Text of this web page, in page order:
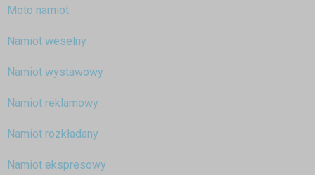
Moto namiot
Namiot weselny
Namiot wystawowy
Namiot reklamowy
Namiot rozkładany
Namiot ekspresowy